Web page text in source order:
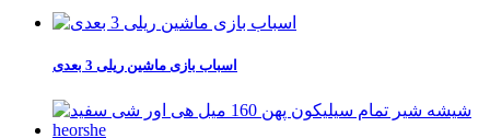
اسباب بازی ماشین ریلی 3 بعدی